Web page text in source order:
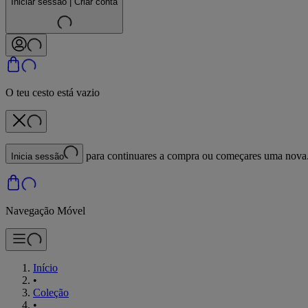
O teu cesto está vazio
Inicia sessão para continuares a compra ou começares uma
Navegação Móvel
Início
•
Coleção
•